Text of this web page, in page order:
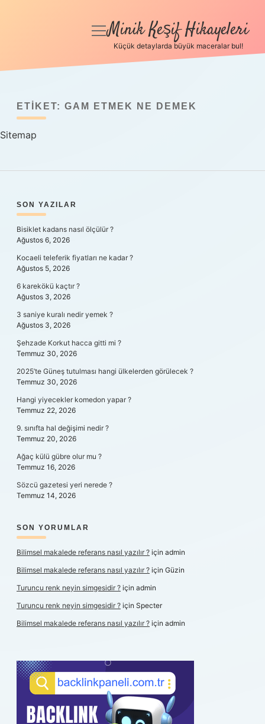
Anasayfa
Yasal Uyarı
menüyü
Minik Keşif Hikayeleri
Küçük detaylarda büyük maceralar bul!
ETIKET: GAM ETMEK NE DEMEK
Sitemap
SIDEBAR
SON YAZILAR
Bisiklet kadans nasıl ölçülür ?
Ağustos 6, 2026
Kocaeli teleferik fiyatları ne kadar ?
Ağustos 5, 2026
6 karekökü kaçtır ?
Ağustos 3, 2026
3 saniye kuralı nedir yemek ?
Ağustos 3, 2026
Şehzade Korkut hacca gitti mi ?
Temmuz 30, 2026
2025’te Güneş tutulması hangi ülkelerden görülecek ?
Temmuz 30, 2026
Hangi yiyecekler komedon yapar ?
Temmuz 22, 2026
9. sınıfta hal değişimi nedir ?
Temmuz 20, 2026
Ağaç külü gübre olur mu ?
Temmuz 16, 2026
Sözcü gazetesi yeri nerede ?
Temmuz 14, 2026
SON YORUMLAR
Bilimsel makalede referans nasıl yazılır ? için admin
Bilimsel makalede referans nasıl yazılır ? için Güzin
Turuncu renk neyin simgesidir ? için admin
Turuncu renk neyin simgesidir ? için Specter
Bilimsel makalede referans nasıl yazılır ? için admin